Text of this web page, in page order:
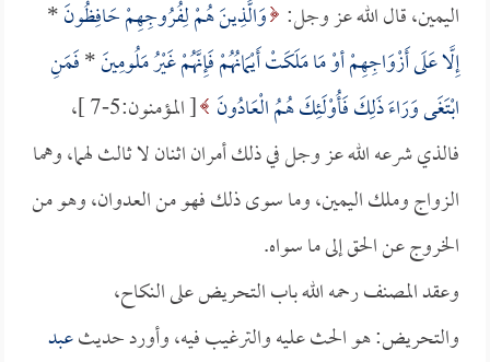
اليمين، قال الله عز وجل: وَالَّذِينَ هُمْ لِفُرُوجِهِمْ حَافِظُونَ*
إِلَّا عَلَى أَزْوَاجِهِمْ أوْ مَا مَلَكَتْ أَيْمَانُهُمْ فَإِنَّهُمْ غَيْرُ مَلُومِينَ*فَمَنِ
ابْتَغَى وَرَاءَ ذَلِكَ فَأُوْلَئِكَ هُمُ الْعَادُونَ
[ المؤمنون:5-7 ]،
فالذي شرعه الله عز وجل في ذلك أمران اثنان لا ثالث لهما، وهما
الزواج وملك اليمين، وما سوى ذلك فهو من العدوان، وهو من
الخروج عن الحق إلى ما سواه.
وعقد المصنف رحمه الله باب التحريض على النكاح،
والتحريض: هو الحث عليه والترغيب فيه، وأورد حديثعبد